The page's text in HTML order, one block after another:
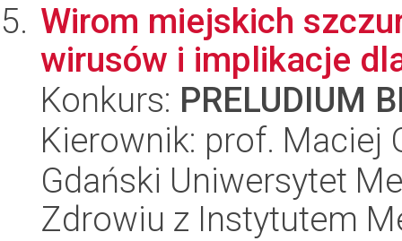
Wirom miejskich
wirusów i implikacje
Konkurs: PRELUDIUM
Kierownik: prof. Maciej
Gdański Uniwersytet
Zdrowiu z Instytutem